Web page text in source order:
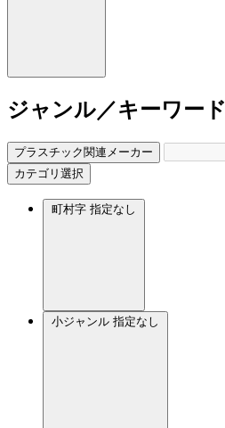
ジャンル／キーワード
プラスチック関連メーカー
カテゴリ選択
町村字 指定なし
小ジャンル 指定なし